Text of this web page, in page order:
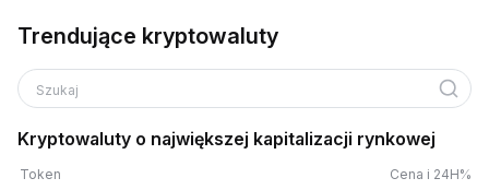
Trendujące kryptowaluty
Szukaj
Kryptowaluty o największej kapitalizacji rynkowej
Token Cena i 24H%